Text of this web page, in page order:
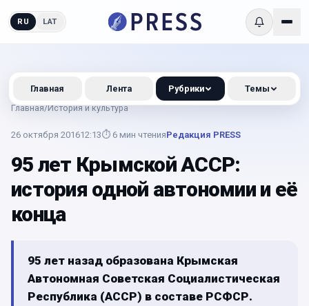
RU LAT
Главная/История и культура
26 октября 201612:13⏱ 6 мин чтенияРедакция PRESS
95 лет Крымской АССР:
история одной автономии и её
конца
95 лет назад образована Крымская
Автономная Советская Социалистическая
Республика (АССР) в составе РСФСР.
Главная Лента Рубрики Темы